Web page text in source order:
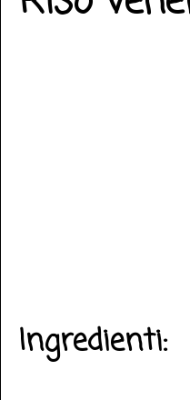
Ingredienti: